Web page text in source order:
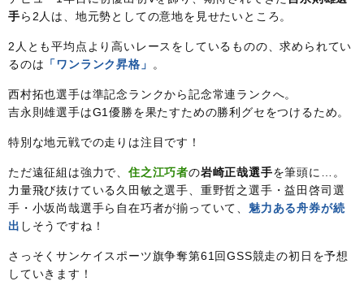
手ら2人は、地元勢としての意地を見せたいところ。
2人とも平均点より高いレースをしているものの、求められてい
るのは 「ワンランク昇格」 。
西村拓也選手は準記念ランクから記念常連ランクへ。
吉永則雄選手はG1優勝を果たすための勝利グセをつけるため。
特別な地元戦での走りは注目です！
ただ遠征組は強力で、 住之江巧者の岩崎正哉選手を筆頭に…。
力量飛び抜けている久田敏之選手、重野哲之選手・益田啓司選
手・小坂尚哉選手ら自在巧者が揃っていて、 魅力ある舟券が続
出 しそうですね！
さっそくサンケイスポーツ旗争奪第61回GSS競走の初日を予想
していきます！